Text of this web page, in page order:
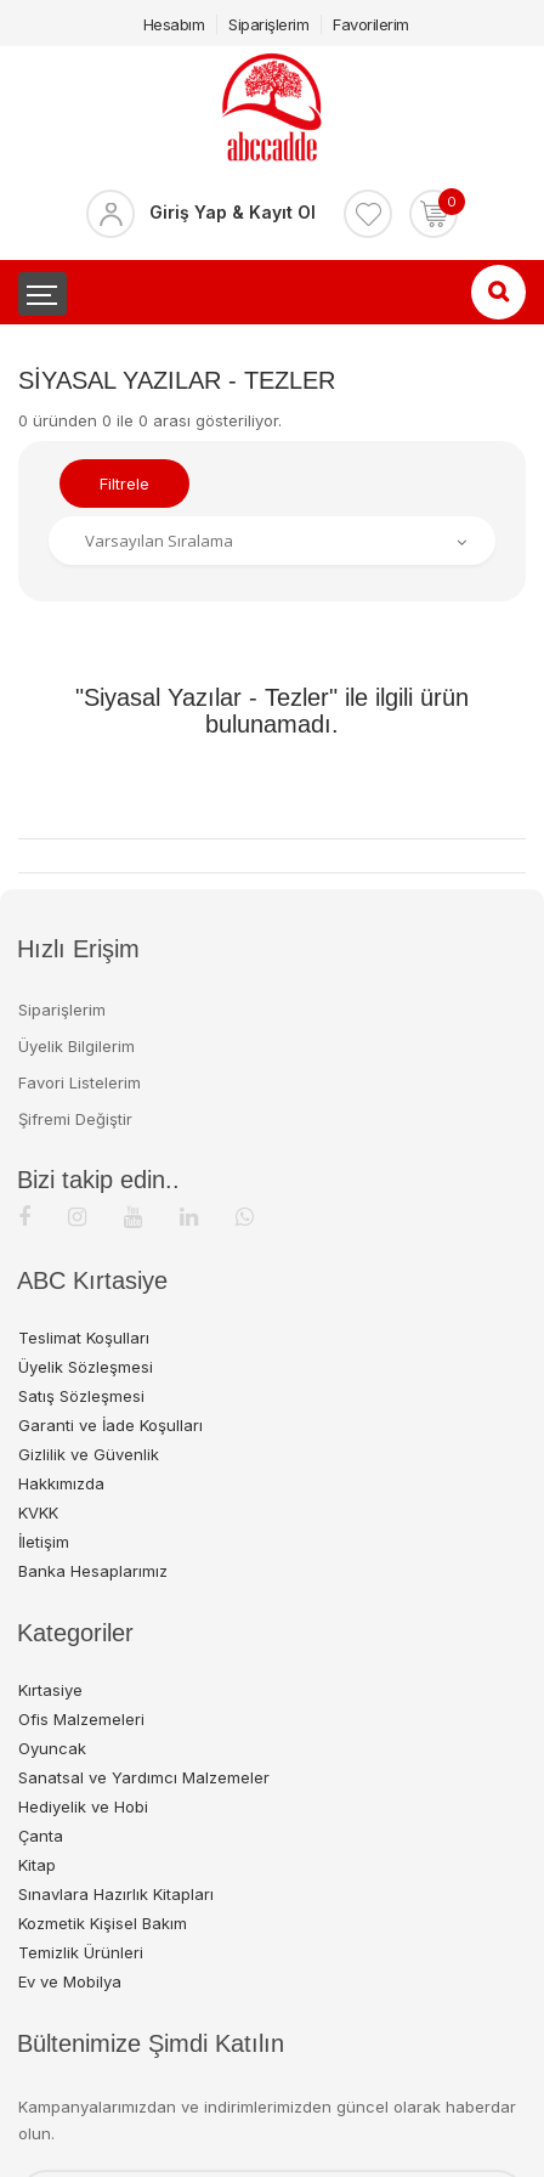
Hesabım Siparişlerim Favorilerim
Giriş Yap & Kayıt Ol 0
SIYASAL YAZILAR - TEZLER
0 üründen 0 ile 0 arası gösteriliyor.
Filtrele
"Siyasal Yazılar - Tezler" ile ilgili ürün
bulunamadı.
Hızlı Erişim
Siparişlerim
Üyelik Bilgilerim
Favori Listelerim
Şifremi Değiştir
Bizi takip edin..
ABC Kırtasiye
Teslimat Koşulları
Üyelik Sözleşmesi
Satış Sözleşmesi
Garanti ve İade Koşulları
Gizlilik ve Güvenlik
Hakkımızda
KVKK
İletişim
Banka Hesaplarımız
Kategoriler
Kırtasiye
Ofis Malzemeleri
Oyuncak
Sanatsal ve Yardımcı Malzemeler
Hediyelik ve Hobi
Çanta
Kitap
Sınavlara Hazırlık Kitapları
Kozmetik Kişisel Bakım
Temizlik Ürünleri
Ev ve Mobilya
Bültenimize Şimdi Katılın
Kampanyalarımızdan ve indirimlerimizden güncel olarak haberdar
olun.